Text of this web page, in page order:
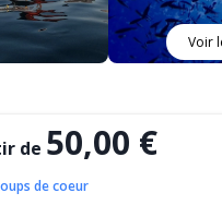
Voir
de 50,00 €
de coeur